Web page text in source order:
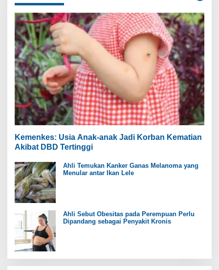
Kemenkes: Usia Anak-anak Jadi Korban Kematian
Akibat DBD Tertinggi
Ahli Temukan Kanker Ganas Melanoma yang
Menular antar Ikan Lele
Ahli Sebut Obesitas pada Perempuan Perlu
Dipandang sebagai Penyakit Kronis